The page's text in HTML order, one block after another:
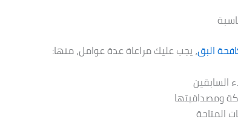
البق، يجب عليك مراعاة عدة عوامل، منها:
السابقين
ومصداقيتها
المتاحة